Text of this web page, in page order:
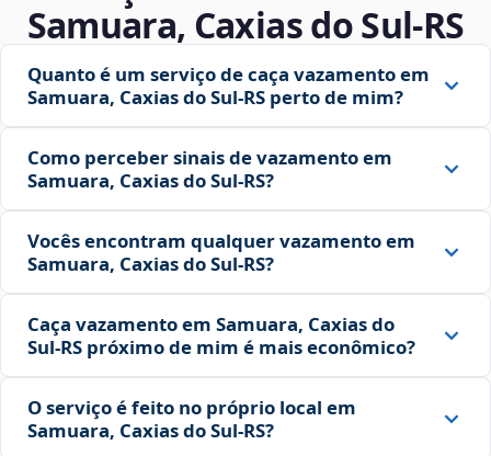
Samuara, Caxias do Sul‑RS
Quanto é um serviço de caça vazamento em
Samuara, Caxias do Sul‑RS perto de mim?
Como perceber sinais de vazamento em
Samuara, Caxias do Sul‑RS?
Vocês encontram qualquer vazamento em
Samuara, Caxias do Sul‑RS?
Caça vazamento em Samuara, Caxias do
Sul‑RS próximo de mim é mais econômico?
O serviço é feito no próprio local em
Samuara, Caxias do Sul‑RS?